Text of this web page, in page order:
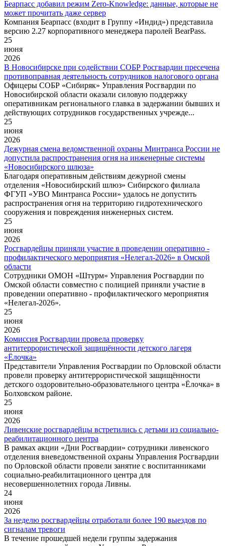
Беарпасс добавил режим Zero-Knowledge: данные, которые не
может прочитать даже сервер
Компания Беарпасс (входит в Группу «Индид») представила
версию 2.27 корпоративного менеджера паролей BearPass.
25
июня
2026
В Новосибирске при содействии СОБР Росгвардии пресечена
противоправная деятельность сотрудников налогового органа
Офицеры СОБР «Сибиряк» Управления Росгвардии по
Новосибирской области оказали силовую поддержку
оперативникам регионального главка в задержании бывших и
действующих сотрудников государственных учрежде...
25
июня
2026
Дежурная смена ведомственной охраны Минтранса России не
допустила распространения огня на инженерные системы
«Новосибирского шлюза»
Благодаря оперативным действиям дежурной смены
отделения «Новосибирский шлюз» Сибирского филиала
ФГУП «УВО Минтранса России» удалось не допустить
распространения огня на территорию гидротехнического
сооружения и повреждения инженерных систем.
25
июня
2026
Росгвардейцы приняли участие в проведении оперативно -
профилактического мероприятия «Нелегал-2026» в Омской
области
Сотрудники ОМОН «Штурм» Управления Росгвардии по
Омской области совместно с полицией приняли участие в
проведении оперативно - профилактического мероприятия
«Нелегал-2026».
25
июня
2026
Комиссия Росгвардии провела проверку
антитеррористической защищённости детского лагеря
«Ёлочка»
Представители Управления Росгвардии по Орловской области
провели проверку антитеррористической защищённости
детского оздоровительно-образовательного центра «Ёлочка» в
Болховском районе.
25
июня
2026
Ливенские росгвардейцы встретились с детьми из социально-
реабилитационного центра
В рамках акции «Дни Росгвардии» сотрудники ливенского
отделения вневедомственной охраны Управления Росгвардии
по Орловской области провели занятие с воспитанниками
социально-реабилитационного центра для
несовершеннолетних города Ливны.
24
июня
2026
За неделю росгвардейцы отработали более 190 выездов по
сигналам тревоги
В течение прошедшей недели группы задержания